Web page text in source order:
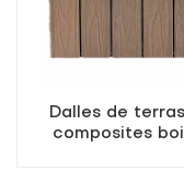
Dalles de
composites